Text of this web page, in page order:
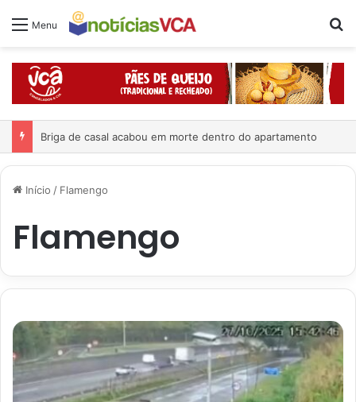
Menu
Briga de casal acabou em morte dentro do apartamento
Início / Flamengo
Flamengo